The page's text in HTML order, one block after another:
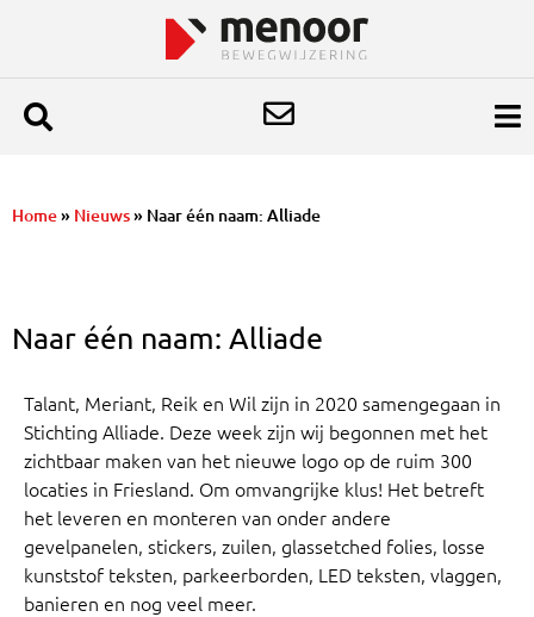
Home» Nieuws» Naar één naam: Alliade
Naar één naam: Alliade
Talant, Meriant, Reik en Wil zijn in 2020 samengegaan in
Stichting Alliade. Deze week zijn wij begonnen met het
zichtbaar maken van het nieuwe logo op de ruim 300
locaties in Friesland. Om omvangrijke klus! Het betreft
het leveren en monteren van onder andere
gevelpanelen, stickers, zuilen, glassetched folies, losse
kunststof teksten, parkeerborden, LED teksten, vlaggen,
banieren en nog veel meer.